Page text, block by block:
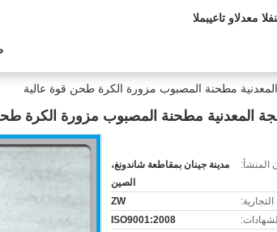
والدعم الفنى:
المعدنية مطحنة المصبوب مزورة الكرة طحن قوة عالية
المعدنية مطحنة المصبوب مزورة الكرة
المنشأ:
مدينة جينان بمقاطعة شاندونغ،
الصين
ZW
ISO9001:2008